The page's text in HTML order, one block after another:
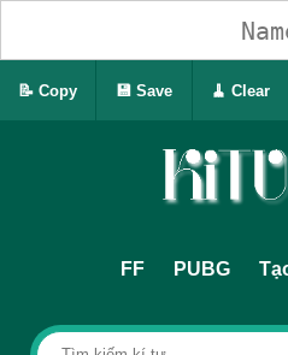
FF PUBG
📝 Copy 💾 Save 🧹 Clear